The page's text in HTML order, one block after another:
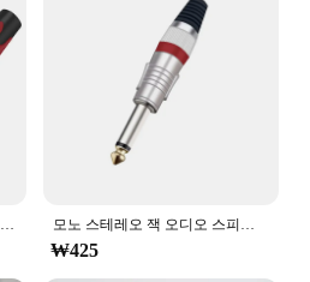
앰프 마이크 용 모노 6.35MM 잭 커넥터 2 개, 황동 금도금 6.3MM 잭 1/4 수 플러그 커넥터 모노 스테레오 잭 오디오 스피커 앰프 마이크, 6.35mm 와이어 커넥터, TS TRS 플러그, 6.35mm 니켈 도금, 1 개
₩425